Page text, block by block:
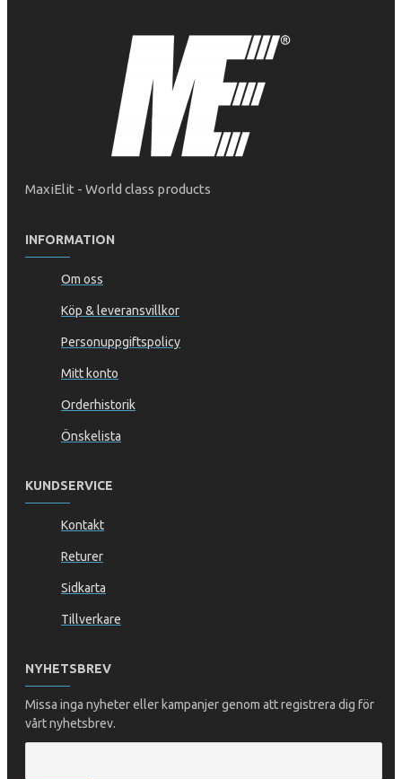
MaxiElit - World class products
INFORMATION
Om oss
Köp & leveransvillkor
Personuppgiftspolicy
Mitt konto
Orderhistorik
Önskelista
KUNDSERVICE
Kontakt
Returer
Sidkarta
Tillverkare
NYHETSBREV
Missa inga nyheter eller kampanjer genom att registrera dig för
vårt nyhetsbrev.